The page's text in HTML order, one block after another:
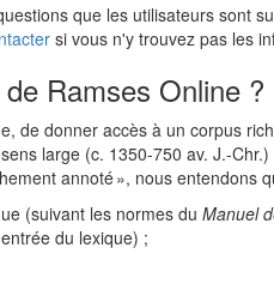
que les utilisateurs sont
si vous n'y trouvez pas les
Ramses Online ?
de donner accès à un corpus
large (c. 1350-750 av. J.-
annoté », nous entendons
(suivant les normes du Manuel
du lexique) ;